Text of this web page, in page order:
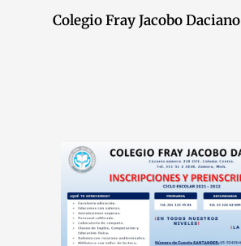
Colegio Fray Jacobo Daciano